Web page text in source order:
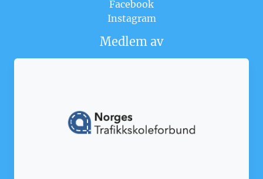
Facebook
Instagram
Medlem av